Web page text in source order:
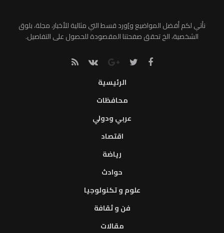
نأتي لكم أفضل المواضيع و]ورد قسط التي مثالية للأخبار، مجلة، بلوق
الشخصية، الخ تحقق صفحتنا المقصودة للحصول على التفاصيل.
الرئيسية
محافظات
عربي ودولي
اقتصاد
رياضة
حوادث
علوم و تكنولوجيا
فن و ثقافة
مقالات